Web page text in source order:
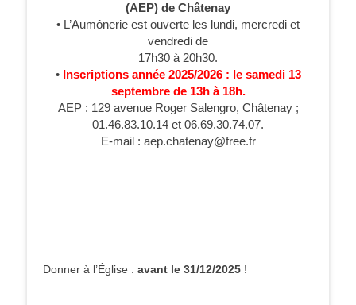
(AEP) de Châtenay
• L’Aumônerie est ouverte les lundi, mercredi et
vendredi de
17h30 à 20h30.
• Inscriptions année 2025/2026 : le samedi 13
septembre de 13h à 18h.
AEP : 129 avenue Roger Salengro, Châtenay ;
01.46.83.10.14 et 06.69.30.74.07.
E-mail : aep.chatenay@free.fr
Donner à l’Église : avant le 31/12/2025 !